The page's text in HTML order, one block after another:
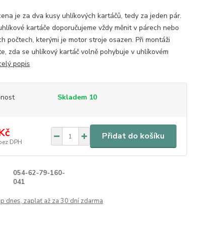
je za dva kusy uhlíkových kartáčů, tedy za jeden pár.
kartáče doporučujeme vždy měnit v párech nebo
počtech, kterými je motor stroje osazen. Při montáži
zda se uhlíkový kartáč volně pohybuje v uhlíkovém
popis
Skladem 10
DPH
Přidat do košíku
054-62-79-160-
041
dnes, zaplať až za 30 dní zdarma